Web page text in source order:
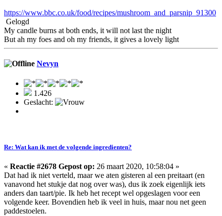
https://www.bbc.co.uk/food/recipes/mushroom_and_parsnip_91300
Gelogd
My candle burns at both ends, it will not last the night
But ah my foes and oh my friends, it gives a lovely light
Nevyn
1.426
Geslacht:
Re: Wat kan ik met de volgende ingredienten?
« Reactie #2678 Gepost op: 26 maart 2020, 10:58:04 »
Dat had ik niet verteld, maar we aten gisteren al een preitaart (en
vanavond het stukje dat nog over was), dus ik zoek eigenlijk iets
anders dan taart/pie. Ik heb het recept wel opgeslagen voor een
volgende keer. Bovendien heb ik veel in huis, maar nou net geen
paddestoelen.